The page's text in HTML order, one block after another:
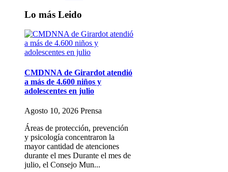
Lo más Leido
CMDNNA de Girardot atendió
a más de 4.600 niños y
adolescentes en julio
Agosto 10, 2026 Prensa
Áreas de protección, prevención
y psicología concentraron la
mayor cantidad de atenciones
durante el mes Durante el mes de
julio, el Consejo Mun...